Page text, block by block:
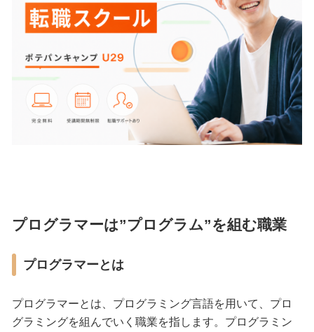
プログラマーは”プログラム”を組む職業
プログラマーとは
プログラマーとは、プログラミング言語を用いて、プロ
グラミングを組んでいく職業を指します。プログラミン